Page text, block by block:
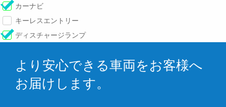
カーナビ
キーレスエントリー
ディスチャージランプ
より安心できる車両をお客様へ
お届けします。